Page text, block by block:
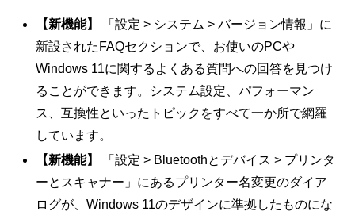
【新機能】
「設定 > システム > バージョン情報」に
新設されたFAQセクションで、お使いのPCや
Windows 11に関するよくある質問への回答を見つけ
ることができます。システム設定、パフォーマン
ス、互換性といったトピックをすべて一か所で網羅
しています。
【新機能】
「設定 > Bluetoothとデバイス > プリンタ
ーとスキャナー」にあるプリンター名変更のダイア
ログが、Windows 11のデザインに準拠したものにな